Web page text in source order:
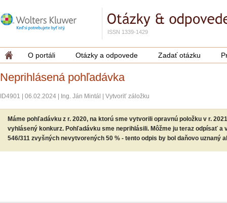
ISSN 1339-1429
O portáli Otázky a odpovede Zadať otázku
Neprihlásená pohľadávka
ID4901 06.02.2024 Ing. Ján Mintál Vytvoriť záložku
Máme pohľadávku z r. 2020, na ktorú sme vytvorili opravnú položku v r.
vyhlásený konkurz. Pohľadávku sme neprihlásili. Môžme ju teraz odpísať a
546/311 zvyšných nevytvorených 50 % - tento odpis by bol daňovo uznaný